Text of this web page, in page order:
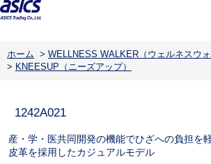
ホーム > WELLNESS WALKER（ウェルネスウォ
> KNEESUP（ニーズアップ）
1242A021
産・学・医共同開発の機能でひざへの負担を
皮革を採用したカジュアルモデル